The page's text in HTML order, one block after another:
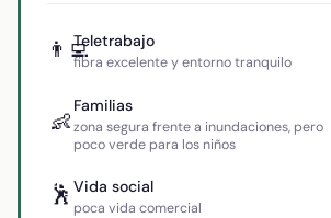
👨‍💻Teletrabajo
fibra excelente y entorno tranquilo
👶
Familias
zona segura frente a inundaciones, pero
poco verde para los niños
🕺 Vida social
poca vida comercial